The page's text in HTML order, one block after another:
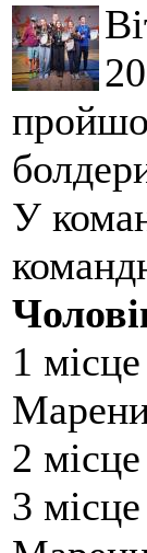
У
1
2
3